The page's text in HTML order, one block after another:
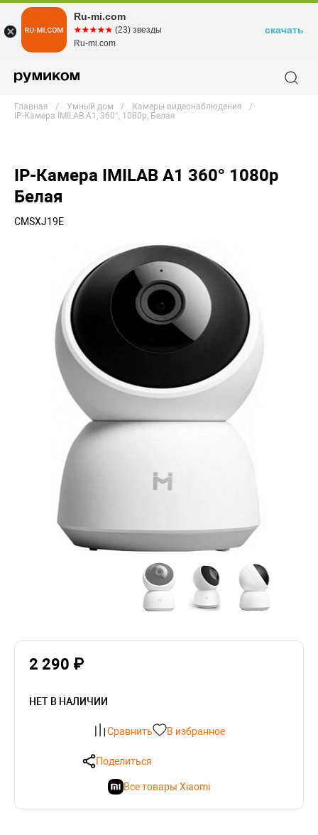
Главная Умный дом
Камеры видеонаблюдения
IP-Камера IMILAB A1, 360°, 1080p, Белая
IP-Камера IMILAB A1 360° 1080p
Белая
CMSXJ19E
2 290 ₽
НЕТ В НАЛИЧИИ
Сравнить В избранное
Поделиться
Все товары Xiaomi
Ru-mi.com
☆☆☆☆☆
★★★★★ (23) звезды
Ru-mi.com
скачать